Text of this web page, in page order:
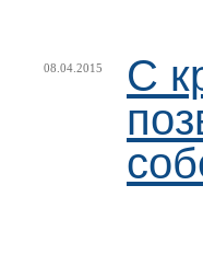
08.04.2015
С